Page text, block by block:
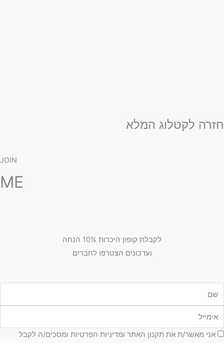
לקטלוג המלא
JOIN
ME
לקבלת קופון היכרות 10% הנחה
ועדכונים הצטרפו לחברים
אני מאשר/ת את תקנון האתר ומדיניות הפרטיות ומסכים/ה לקבל